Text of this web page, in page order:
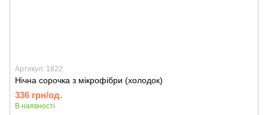
Артикул: 1822
Нічна сорочка з мікрофібри (холодок)
336 грн/од.
В наявності